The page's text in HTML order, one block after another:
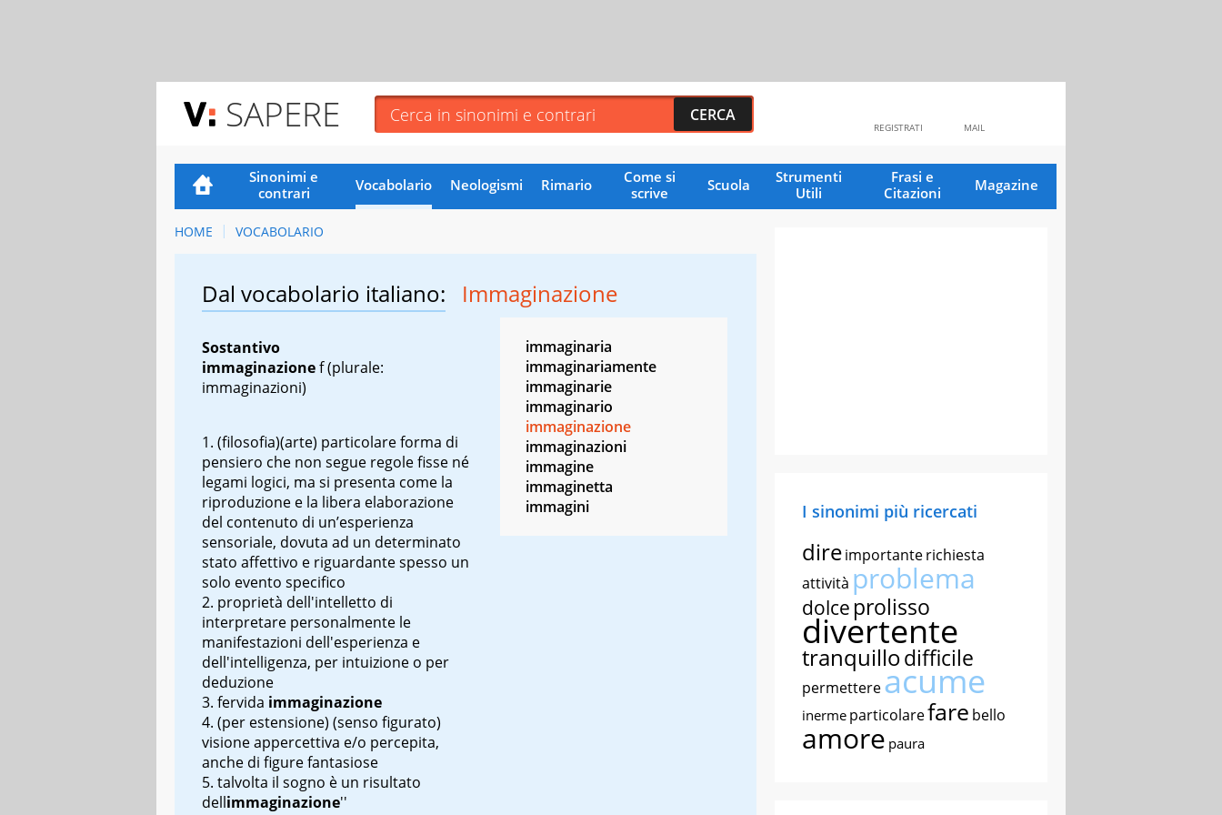
SAPERE MAIL
REGISTRATI
Sinonimi e
contrari
Vocabolario Neologismi Rimario
Come si
scrive
Scuola
Strumenti
Utili
Frasi e
Citazioni
Magazine
HOME VOCABOLARIO
Dal vocabolario italiano: Immaginazione
Sostantivo
immaginazionef(plurale:
immaginazioni)
(filosofia)(arte) particolare forma di
pensiero che non segue regole fisse né
legami logici, ma si presenta come la
riproduzione e la libera elaborazione
del contenuto di un’esperienza
sensoriale, dovuta ad un determinato
stato affettivo e riguardante spesso un
solo evento specifico
proprietà dell'intelletto di
interpretare personalmente le
manifestazioni dell'esperienza e
dell'intelligenza, per intuizione o per
deduzione
fervida immaginazione
(per estensione) (senso figurato)
visione appercettiva e/o percepita,
anche di figure fantasiose
talvolta il sogno è un risultato
dellimmaginazione''
immaginaria
immaginariamente
immaginarie
immaginario
immaginazione
immaginazioni
immagine
immaginetta
immagini
I sinonimi più ricercati
direimportanterichiesta
attività problema
dolce prolisso
divertente
tranquillodifficile
permettereacume
inerme particolarefare bello
amore paura